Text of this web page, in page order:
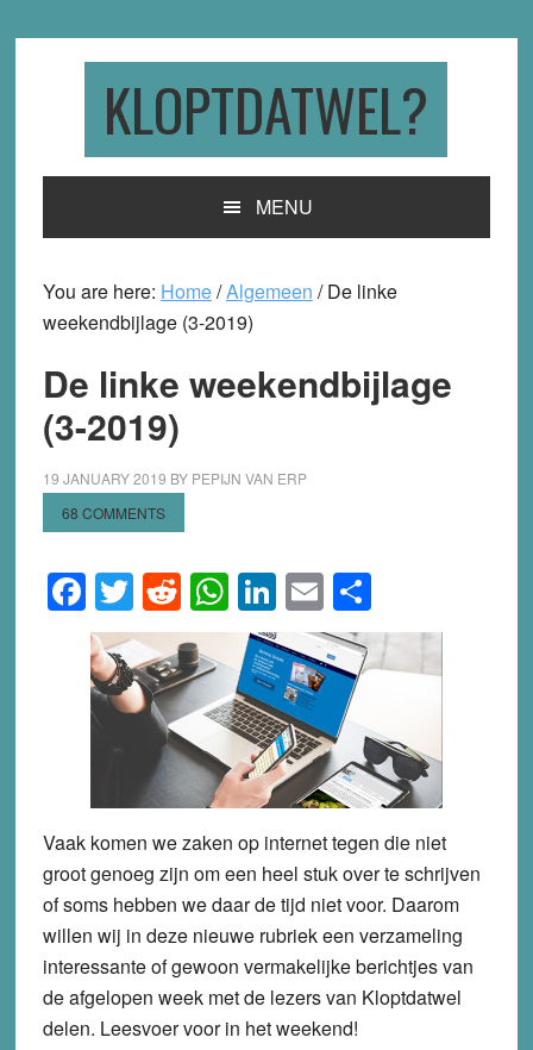
KLOPTDATWEL?
MENU
You are here: Home/Algemeen /De linke
weekendbijlage (3-2019)
De linke weekendbijlage
(3-2019)
19 JANUARY 2019 BY PEPIJN VAN ERP
68 COMMENTS
Facebook
Twitter
Reddit
WhatsApp
LinkedIn
EmailShare
Vaak komen we zaken op internet tegen die niet
groot genoeg zijn om een heel stuk over te schrijven
of soms hebben we daar de tijd niet voor. Daarom
willen wij in deze nieuwe rubriek een verzameling
interessante of gewoon vermakelijke berichtjes van
de afgelopen week met de lezers van Kloptdatwel
delen. Leesvoer voor in het weekend!